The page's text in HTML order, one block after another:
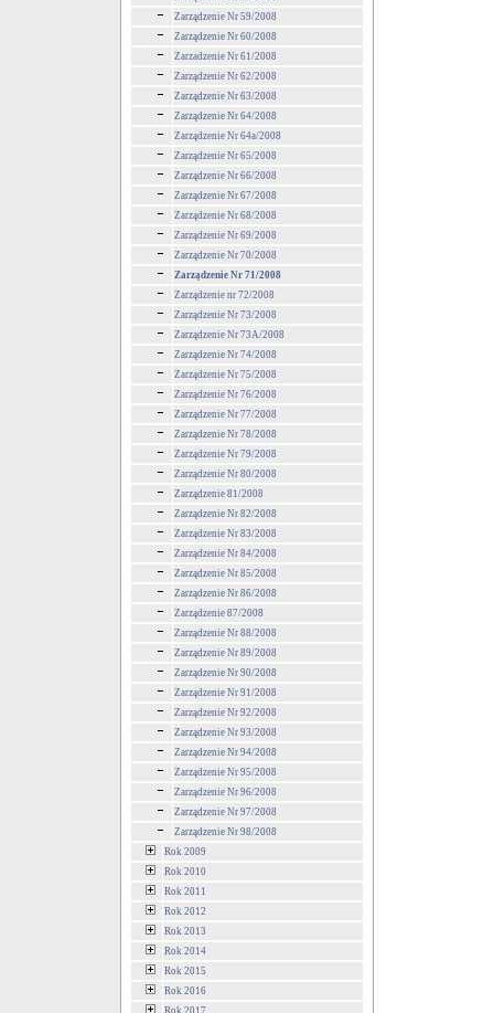
Zarządzenie Nr 59/2008
Zarządzenie Nr 60/2008
Zarzadzenie Nr 61/2008
Zarządzenie Nr 62/2008
Zarządzenie Nr 63/2008
Zarządzenie Nr 64/2008
Zarządzenie Nr 64a/2008
Zarządzenie Nr 65/2008
Zarządzenie Nr 66/2008
Zarządzenie Nr 67/2008
Zarządzenie Nr 68/2008
Zarządzenie Nr 69/2008
Zarządzenie Nr 70/2008
Zarządzenie Nr 71/2008
Zarządzenie nr 72/2008
Zarządzenie Nr 73/2008
Zarządzenie Nr 73A/2008
Zarządzenie Nr 74/2008
Zarządzenie Nr 75/2008
Zarządzenie Nr 76/2008
Zarządzenie Nr 77/2008
Zarządzenie Nr 78/2008
Zarządzenie Nr 79/2008
Zarządzenie Nr 80/2008
Zarządzenie 81/2008
Zarządzenie Nr 82/2008
Zarządzenie Nr 83/2008
Zarządzenie Nr 84/2008
Zarządzenie Nr 85/2008
Zarządzenie Nr 86/2008
Zarządzenie 87/2008
Zarządzenie Nr 88/2008
Zarządzenie Nr 89/2008
Zarządzenie Nr 90/2008
Zarządzenie Nr 91/2008
Zarządzenie Nr 92/2008
Zarządzenie Nr 93/2008
Zarządzenie Nr 94/2008
Zarządzenie Nr 95/2008
Zarządzenie Nr 96/2008
Zarządzenie Nr 97/2008
Zarządzenie Nr 98/2008
Rok 2009
Rok 2010
Rok 2011
Rok 2012
Rok 2013
Rok 2014
Rok 2015
Rok 2016
Rok 2017